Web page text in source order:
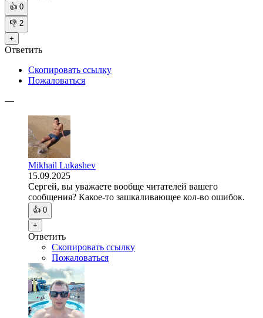
👍 0
👎 2
+
Ответить
Скопировать ссылку
Пожаловаться
—
Mikhail Lukashev
15.09.2025
Сергей, вы уважаете вообще читателей вашего
сообщения? Какое-то зашкаливающее кол-во ошибок.
👍 0
+
Ответить
Скопировать ссылку
Пожаловаться